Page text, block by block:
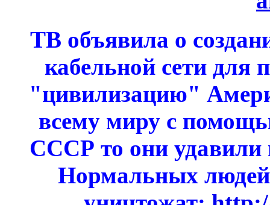
ТВ объявила о
кабельной сети для
"цивилизацию"
всему миру с
СССР то они удавили
Нормальных людей